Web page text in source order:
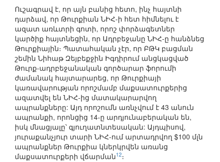
Ուշագրավ է, որ այն բանից հետո, ինչ հայտնի
դարձավ, որ Թուրքիան ՆԻՀ-ի հետ հիմնելու է
ազատ առևտրի գոտի, որոշ փորձագետներ
կարծիք հայտնեցին, որ Ադրբեջանը ՆԻՀ-ը հանձնեց
Թուրքիային։ Պատահական չէր, որ ԲԹԿ բացման
շեմին Նիհաթ Զեյբեքջին Իգդիրում անցկացված
Թուրք-ադրբեջանական գործարար ֆորումի
ժամանակ հայտարարեց, որ Թուրքիայի
կառավարության որոշմամբ մաքսատուրքերից
ազատվել են ՆԻՀ-ից մատակարարվող
ապրանքները: Այդ որոշումն առնչվում է 43 անուն
ապրանքի, որոնցից 14-ը արդյունաբերական են,
իսկ մնացյալը՝ գյուղատնտեսական: Այդպիսով,
յուրաքանչյուր տարի ՆԻՀ-ում արտադրվող $100 մլն
ապրանքներ Թուրքիա կներկրվեն առանց
մաքսատուրքերի վճարման12։